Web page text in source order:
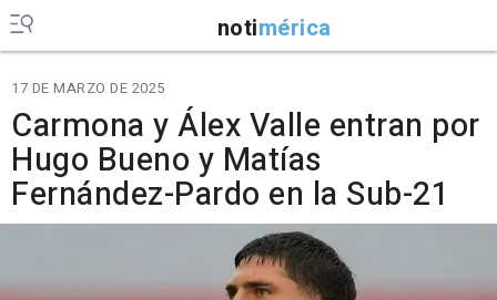
notimérica
17 DE MARZO DE 2025
Carmona y Álex Valle entran por
Hugo Bueno y Matías
Fernández-Pardo en la Sub-21